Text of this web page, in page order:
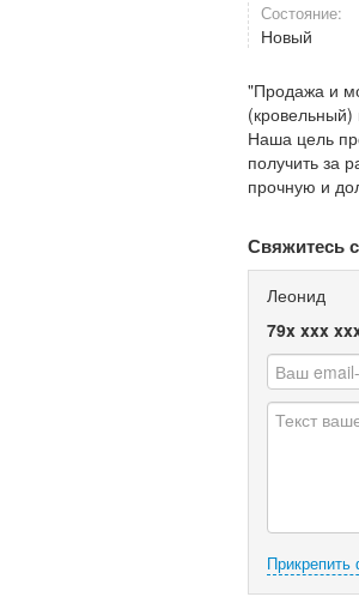
Состояние:
Новый
"Продажа и
(кровельный)
Наша цель
получить за
прочную и
Свяжитесь
Леонид
79x xxx